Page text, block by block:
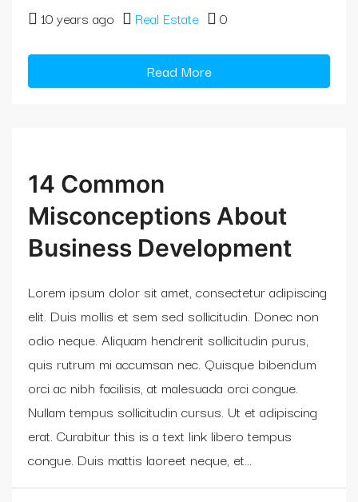
10 years ago Real Estate 0
Read More
14 Common
Misconceptions About
Business Development
Lorem ipsum dolor sit amet, consectetur adipiscing
elit. Duis mollis et sem sed sollicitudin. Donec non
odio neque. Aliquam hendrerit sollicitudin purus,
quis rutrum mi accumsan nec. Quisque bibendum
orci ac nibh facilisis, at malesuada orci congue.
Nullam tempus sollicitudin cursus. Ut et adipiscing
erat. Curabitur this is a text link libero tempus
congue. Duis mattis laoreet neque, et...